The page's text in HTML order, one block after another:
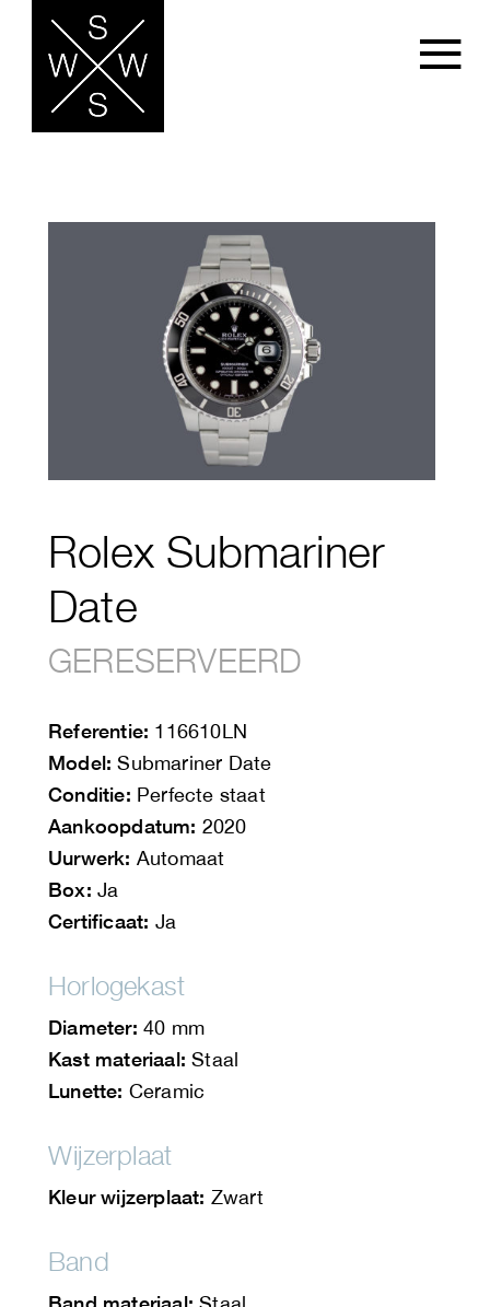
Rolex Submariner
Date
GERESERVEERD
Referentie: 116610LN
Model: Submariner Date
Conditie: Perfecte staat
Aankoopdatum: 2020
Uurwerk: Automaat
Box: Ja
Certificaat: Ja
Horlogekast
Diameter: 40 mm
Kast materiaal: Staal
Lunette: Ceramic
Wijzerplaat
Kleur wijzerplaat: Zwart
Band